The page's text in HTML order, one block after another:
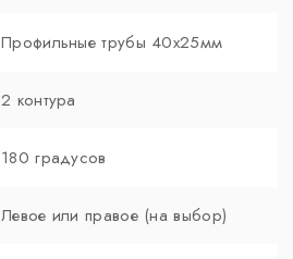
Профильные трубы 40х25мм
2 контура
180 градусов
Левое или правое (на выбор)